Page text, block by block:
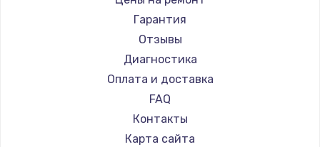
Гарантия
Отзывы
Диагностика
Оплата и доставка
FAQ
Контакты
Карта сайта